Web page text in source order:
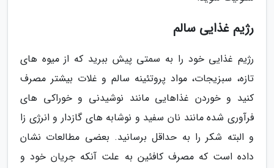
رژیم غذایی سالم
رژیم غذایی خود را به سمتی پیش ببرید که از میوه های
تازه، سبزیجات، مواد پروتئینه سالم و غلات بیشتر مصرف
کنید و خوردن غذاهایی مانند نوشیدنی و خوراکی های
فرآوری شده مانند نان سفید و نوشابه های گازدار و انرژی زا
و البته شکر را به حداقل برسانید. بعضی مطالعات نشان
داده است که مصرف کافئین به علت آنکه جریان خود و